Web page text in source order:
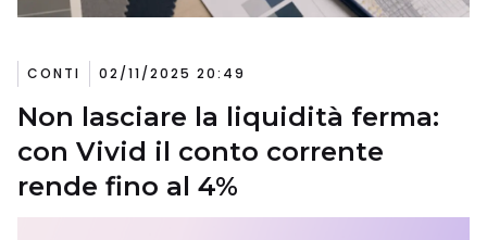
CONTI 02/11/2025 20:49
Non lasciare la liquidità ferma:
con Vivid il conto corrente
rende fino al 4%